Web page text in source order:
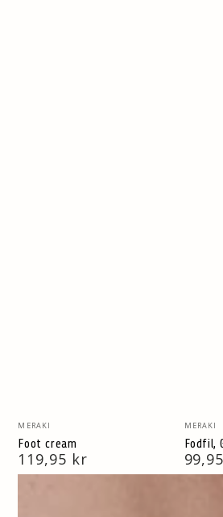
Vendor:
MERAKI
Foot cream
Normal
pris
119,95 kr
Vendor:
MERAKI
Fodfil,
Normal
pris